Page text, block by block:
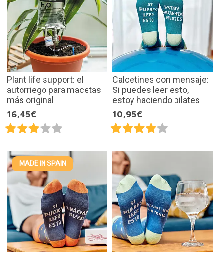
Plant life support: el
autorriego para macetas
más original
16,45€
Calcetines con mensaje:
Si puedes leer esto,
estoy haciendo pilates
10,95€
MADE IN SPAIN